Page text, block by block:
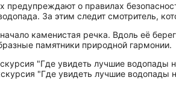
о правилах
За этим следит смотритель,
каменистая речка. Вдоль её
памятники природной гармонии.